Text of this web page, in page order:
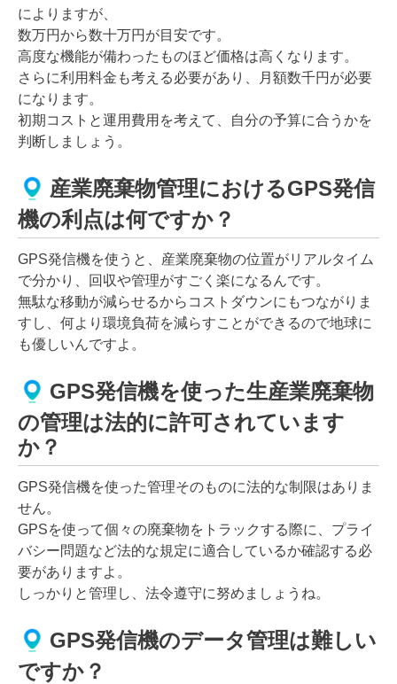
によりますが、
数万円から数十万円が目安です。
高度な機能が備わったものほど価格は高くなります。
さらに利用料金も考える必要があり、月額数千円が必要
になります。
初期コストと運用費用を考えて、自分の予算に合うかを
判断しましょう。
産業廃棄物管理におけるGPS発信
機の利点は何ですか？
GPS発信機を使うと、産業廃棄物の位置がリアルタイム
で分かり、回収や管理がすごく楽になるんです。
無駄な移動が減らせるからコストダウンにもつながりま
すし、何より環境負荷を減らすことができるので地球に
も優しいんですよ。
GPS発信機を使った生産業廃棄物
の管理は法的に許可されています
か？
GPS発信機を使った管理そのものに法的な制限はありま
せん。
GPSを使って個々の廃棄物をトラックする際に、プライ
バシー問題など法的な規定に適合しているか確認する必
要がありますよ。
しっかりと管理し、法令遵守に努めましょうね。
GPS発信機のデータ管理は難しい
ですか？